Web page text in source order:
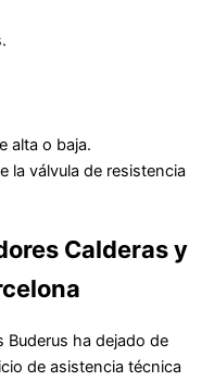
alta o baja.
la válvula de resistencia
Calderas y
Buderus ha dejado de
de asistencia técnica